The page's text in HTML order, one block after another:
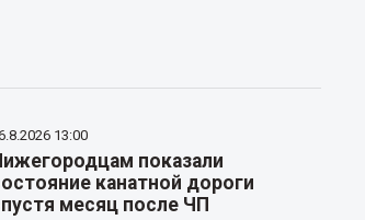
13:00
показали
канатной дороги
месяц после ЧП